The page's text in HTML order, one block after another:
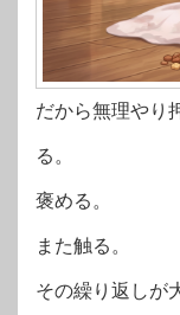
だから無理やり
る。
褒める。
また触る。
その繰り返しが